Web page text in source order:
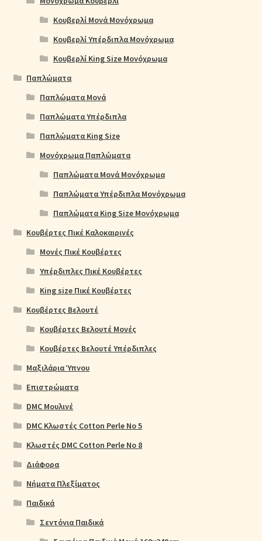
Κουβερλί Μονά Μονόχρωμα
Κουβερλί Υπέρδιπλα Μονόχρωμα
Κουβερλί King Size Μονόχρωμα
Παπλώματα
Παπλώματα Μονά
Παπλώματα Υπέρδιπλα
Παπλώματα King Size
Μονόχρωμα Παπλώματα
Παπλώματα Μονά Μονόχρωμα
Παπλώματα Υπέρδιπλα Μονόχρωμα
Παπλώματα King Size Μονόχρωμα
Κουβέρτες Πικέ Καλοκαιρινές
Μονές Πικέ Κουβέρτες
Υπέρδιπλες Πικέ Κουβέρτες
King size Πικέ Κουβέρτες
Κουβέρτες Βελουτέ
Κουβέρτες Βελουτέ Μονές
Κουβέρτες Βελουτέ Υπέρδιπλες
Μαξιλάρια Ύπνου
Επιστρώματα
DMC Μουλινέ
DMC Κλωστές Cotton Perle No 5
Κλωστές DMC Cotton Perle No 8
Διάφορα
Νήματα Πλεξίματος
Παιδικά
Σεντόνια Παιδικά